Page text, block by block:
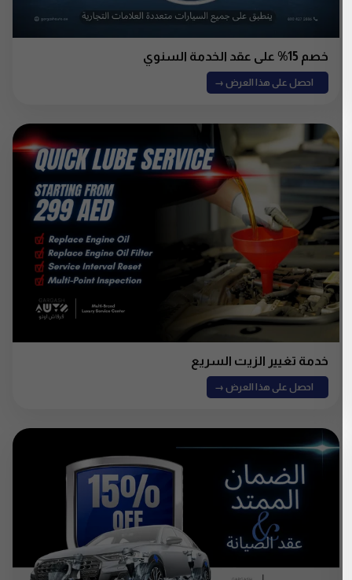
خصم 15% على عقد الخدمة السنوي
احصل على هذا العرض →
خدمة تغيير الزيت السريع
احصل على هذا العرض →